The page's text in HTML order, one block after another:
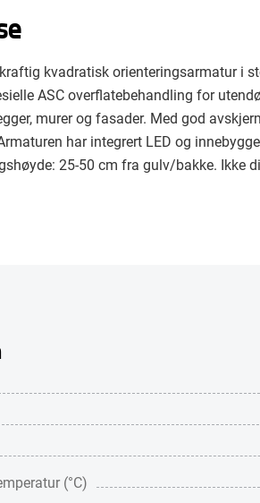
kvadratisk orienteringsarmatur i
ASC overflatebehandling for
murer og fasader. Med god
har integrert LED og
25-50 cm fra gulv/bakke. Ikke
(°C)